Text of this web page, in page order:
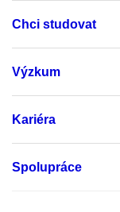
Chci studovat
Výzkum
Kariéra
Spolupráce